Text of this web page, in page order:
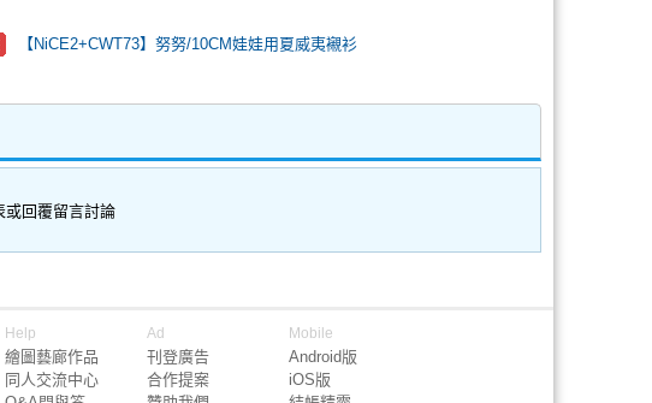
【NiCE2+CWT73】努努/10CM娃娃用夏威夷襯衫
或回覆留言討論
Help
繪圖藝廊作品
同人交流中心
Ad
刊登廣告
合作提案
Mobile
Android版
iOS版